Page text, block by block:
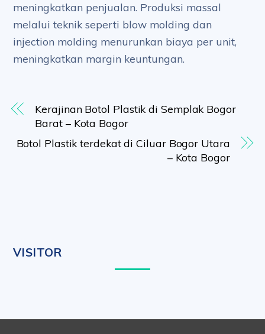
meningkatkan penjualan. Produksi massal
melalui teknik seperti blow molding dan
injection molding menurunkan biaya per unit,
meningkatkan margin keuntungan.
Kerajinan Botol Plastik di Semplak Bogor
Barat – Kota Bogor
Botol Plastik terdekat di Ciluar Bogor Utara
– Kota Bogor
VISITOR